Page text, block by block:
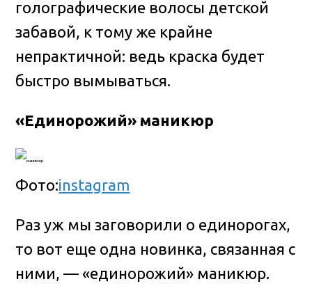
голографические волосы детской
забавой, к тому же крайне
непрактичной: ведь краска будет
быстро вымываться.
«Единорожий» маникюр
Фото:instagram
Раз уж мы заговорили о единорогах,
то вот еще одна новинка, связанная с
ними, — «единорожий» маникюр.